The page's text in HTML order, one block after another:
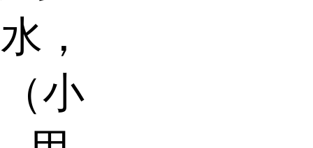
，
小